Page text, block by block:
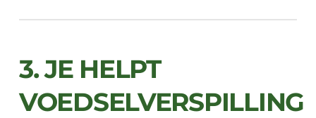
3. JE HELPT
VOEDSELVERSPILLING